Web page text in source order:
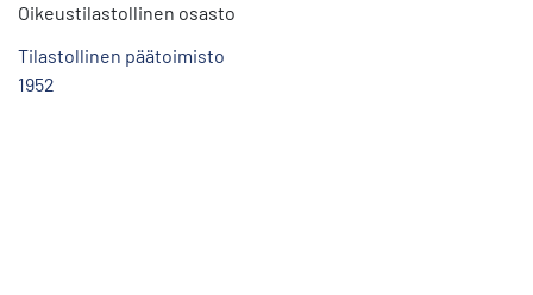
Oikeustilastollinen osasto
Tilastollinen päätoimisto
1952